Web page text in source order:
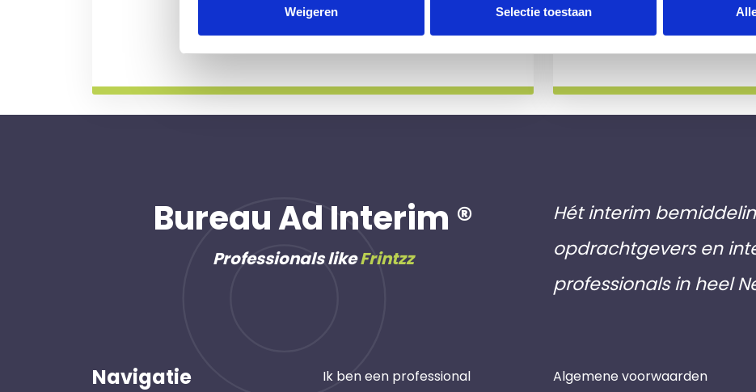
Weigeren Selectie toestaan
professional voor u aan de slag gaat.
aan
Bureau Ad Interim ®
Professionals likeFrintzz
Hét interim
opdrachtgevers en
professionals in heel
Navigatie
Ik ben een professional
Algemene voorwaarden